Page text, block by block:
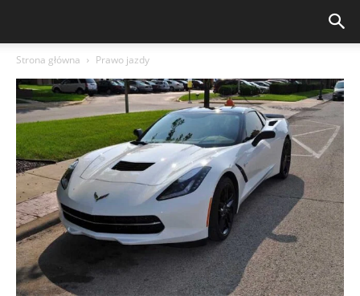
Strona główna Prawo jazdy